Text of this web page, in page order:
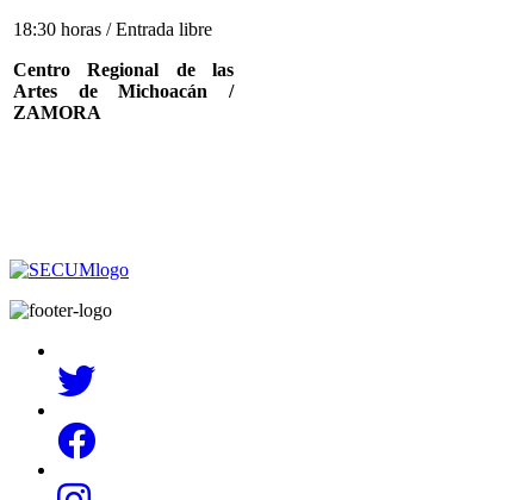
18:30 horas / Entrada libre
Centro Regional de las
Artes de Michoacán /
ZAMORA